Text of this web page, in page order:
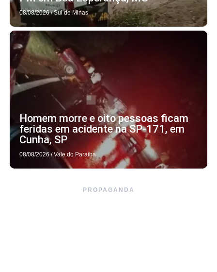
08/08/2026 / Sul de Minas
Homem morre e oito pessoas ficam
feridas em acidente na SP-171, em
Cunha, SP
08/08/2026 / Vale do Paraíba
PROPAGANDA